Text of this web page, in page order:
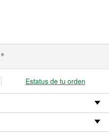
®
Estatus de tu orden